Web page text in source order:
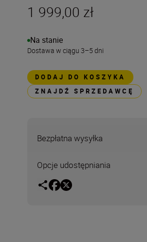
1 999,00 zł
Na stanie
Dostawa w ciągu 3–5 dni
DODAJ DO KOSZYKA
ZNAJDŹ SPRZEDAWCĘ
Bezpłatna wysyłka
Opcje udostępniania